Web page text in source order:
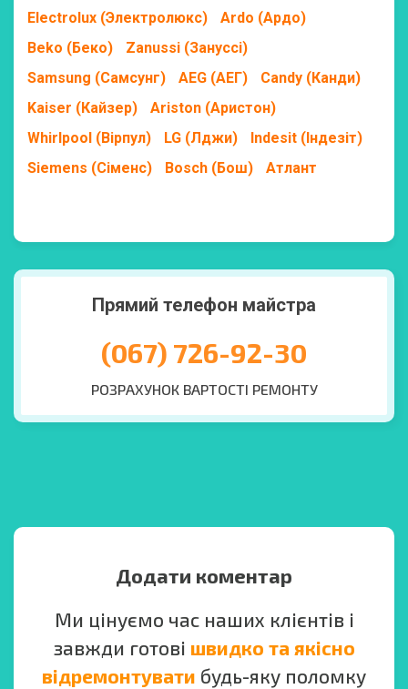
Electrolux (Электролюкс)
Ardo (Ардо)
Beko (Беко)
Zanussi (Зануссі)
Samsung (Самсунг)
AEG (АЕГ)
Candy (Канди)
Kaiser (Кайзер)
Ariston (Аристон)
Whirlpool (Вірпул)
LG (Лджи)
Indesit (Індезіт)
Siemens (Сіменс)
Bosch (Бош) Атлант
Прямий телефон майстра
(067) 726-92-30
РОЗРАХУНОК ВАРТОСТІ РЕМОНТУ
Додати коментар
Ми цінуємо час наших клієнтів і
завжди готові швидко та якісно
відремонтувати будь-яку поломку